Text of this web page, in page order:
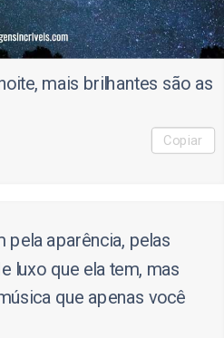
mais brilhantes são as
Copiar
pela aparência, pelas
luxo que ela tem, mas
que apenas você